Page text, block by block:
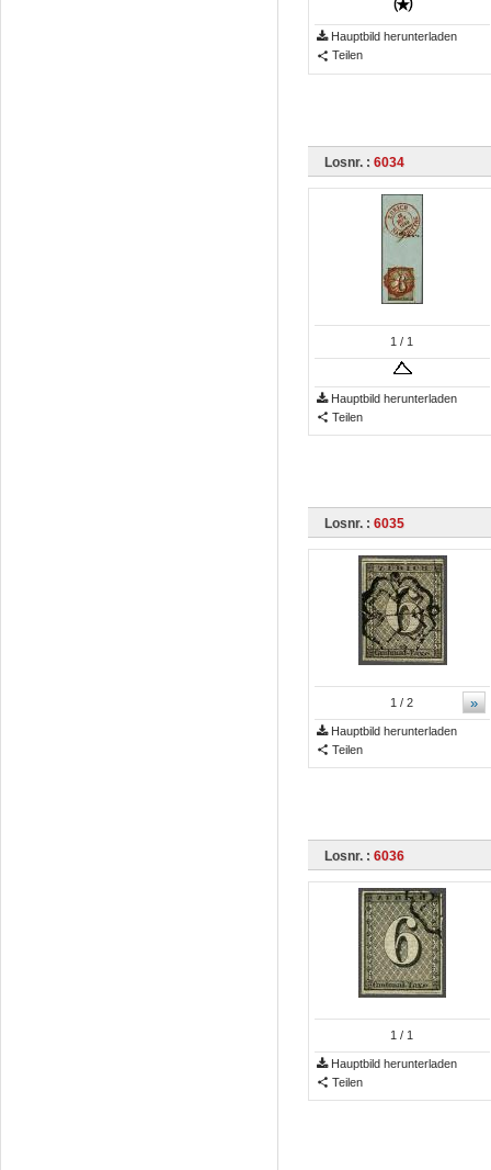
Hauptbild herunterladen
Teilen
Losnr. : 6034
1 / 1
Hauptbild herunterladen
Teilen
Losnr. : 6035
»
1 / 2
Hauptbild herunterladen
Teilen
Losnr. : 6036
1 / 1
Hauptbild herunterladen
Teilen